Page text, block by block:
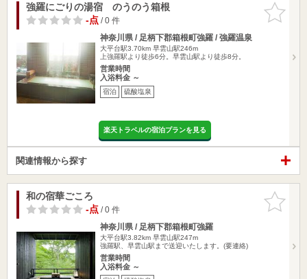
お気に入
りに追加
強羅にごりの湯宿 のうのう箱根
-点/ 0 件
神奈川県 / 足柄下郡箱根町強羅 / 強羅温泉
大平台駅3.70km 早雲山駅246m
上強羅駅より徒歩6分。早雲山駅より徒歩8分。
営業時間
入浴料金 ～
宿泊 硫酸塩泉
楽天トラベルの宿泊プランを見る
関連情報から探す
お気に入
りに追加
和の宿華ごころ
-点/ 0 件
神奈川県 / 足柄下郡箱根町強羅
大平台駅3.82km 早雲山駅247m
強羅駅、早雲山駅まで送迎いたします。(要連絡)
営業時間
入浴料金 ～